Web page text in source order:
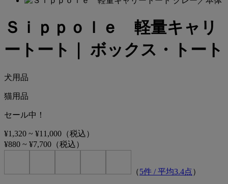
Ｓｉｐｐｏｌｅ 軽量キャリ
ートート｜ ボックス・トート
犬用品
猫用品
セール中！
¥1,320 ~ ¥11,000 （税込）
¥880 ~ ¥7,700 （税込）
（5件 / 平均3.4点）